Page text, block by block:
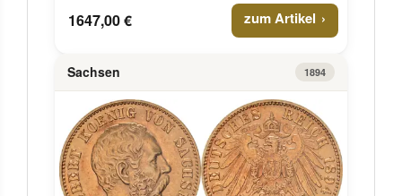
1647,00 € zum Artikel
Sachsen 1894